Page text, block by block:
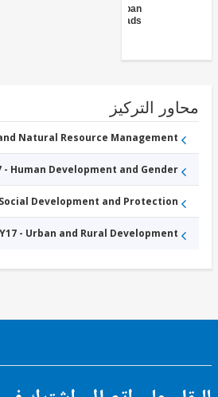
التركيز
and Natural Resource Management
FY17 - Human Development and Gender
FY17 - Social Development and Protection
FY17 - Urban and Rural Development